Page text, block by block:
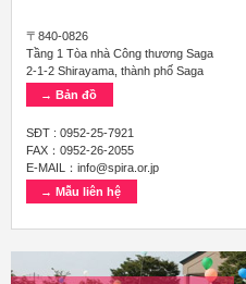
〒840-0826
Tầng 1 Tòa nhà Công thương Saga
2-1-2 Shirayama, thành phố Saga
→ Bản đồ
SĐT : 0952-25-7921
FAX：0952-26-2055
E-MAIL：info@spira.or.jp
→ Mẫu liên hệ